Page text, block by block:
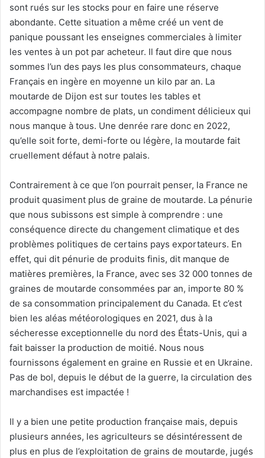
sont rués sur les stocks pour en faire une réserve
abondante. Cette situation a même créé un vent de
panique poussant les enseignes commerciales à limiter
les ventes à un pot par acheteur. Il faut dire que nous
sommes l’un des pays les plus consommateurs, chaque
Français en ingère en moyenne un kilo par an. La
moutarde de Dijon est sur toutes les tables et
accompagne nombre de plats, un condiment délicieux qui
nous manque à tous. Une denrée rare donc en 2022,
qu’elle soit forte, demi-forte ou légère, la moutarde fait
cruellement défaut à notre palais.
Contrairement à ce que l’on pourrait penser, la France ne
produit quasiment plus de graine de moutarde. La pénurie
que nous subissons est simple à comprendre : une
conséquence directe du changement climatique et des
problèmes politiques de certains pays exportateurs. En
effet, qui dit pénurie de produits finis, dit manque de
matières premières, la France, avec ses 32 000 tonnes de
graines de moutarde consommées par an, importe 80 %
de sa consommation principalement du Canada. Et c’est
bien les aléas météorologiques en 2021, dus à la
sécheresse exceptionnelle du nord des États-Unis, qui a
fait baisser la production de moitié. Nous nous
fournissons également en graine en Russie et en Ukraine.
Pas de bol, depuis le début de la guerre, la circulation des
marchandises est impactée !
Il y a bien une petite production française mais, depuis
plusieurs années, les agriculteurs se désintéressent de
plus en plus de l’exploitation de grains de moutarde, jugés